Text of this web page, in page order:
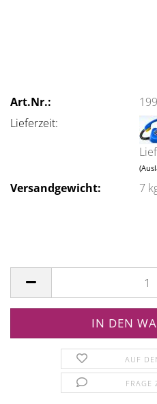
Art.Nr.:
Lieferzeit:
Versandgewicht: 7
AUF
FRAGE